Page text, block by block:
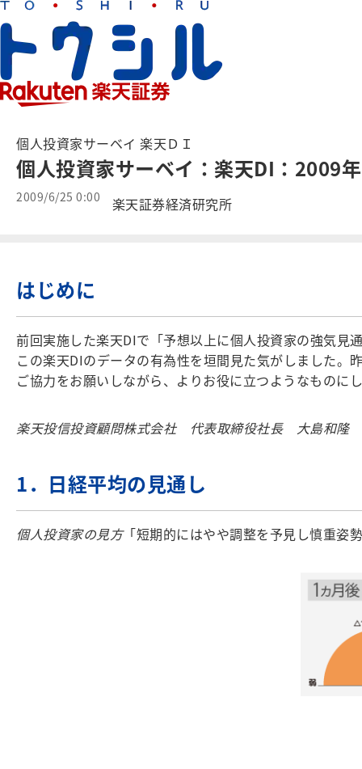
個人投資家サーベイ 楽天ＤＩ
個人投資家サーベイ：楽天DI：2009
2009/6/25 0:00 楽天証券経済研究所
はじめに
前回実施した楽天DIで「予想以上に個人投資家の強気見
この楽天DIのデータの有為性を垣間見た気がしました
ご協力をお願いしながら、よりお役に立つようなものに
楽天投信投資顧問株式会社 代表取締役社長 大島和隆
1．日経平均の見通し
個人投資家の見方「短期的にはやや調整を予見し慎重姿